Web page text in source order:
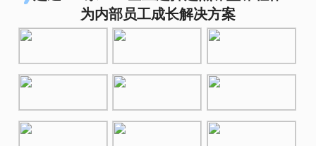
为内部员工成长解决方案